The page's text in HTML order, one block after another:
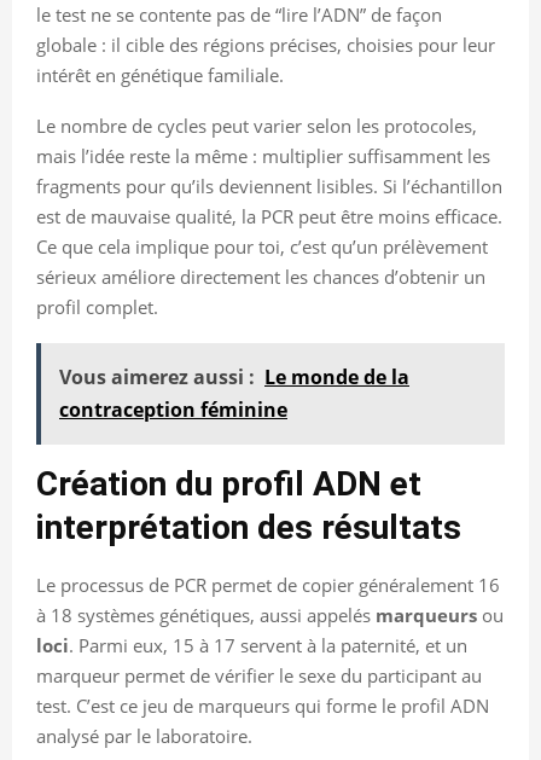
le test ne se contente pas de “lire l’ADN” de façon
globale : il cible des régions précises, choisies pour leur
intérêt en génétique familiale.
Le nombre de cycles peut varier selon les protocoles,
mais l’idée reste la même : multiplier suffisamment les
fragments pour qu’ils deviennent lisibles. Si l’échantillon
est de mauvaise qualité, la PCR peut être moins efficace.
Ce que cela implique pour toi, c’est qu’un prélèvement
sérieux améliore directement les chances d’obtenir un
profil complet.
Vous aimerez aussi : Le monde de la
contraception féminine
Création du profil ADN et
interprétation des résultats
Le processus de PCR permet de copier généralement 16
à 18 systèmes génétiques, aussi appelés marqueurs ou
loci. Parmi eux, 15 à 17 servent à la paternité, et un
marqueur permet de vérifier le sexe du participant au
test. C’est ce jeu de marqueurs qui forme le profil ADN
analysé par le laboratoire.